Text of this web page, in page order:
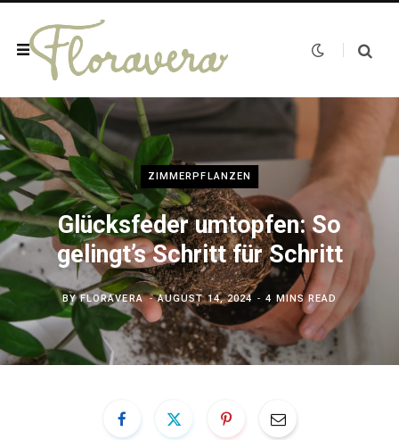
ZIMMERPFLANZEN
Glücksfeder umtopfen: So
gelingt’s Schritt für Schritt
BYFLORAVERA AUGUST 14, 2024 4 MINS READ